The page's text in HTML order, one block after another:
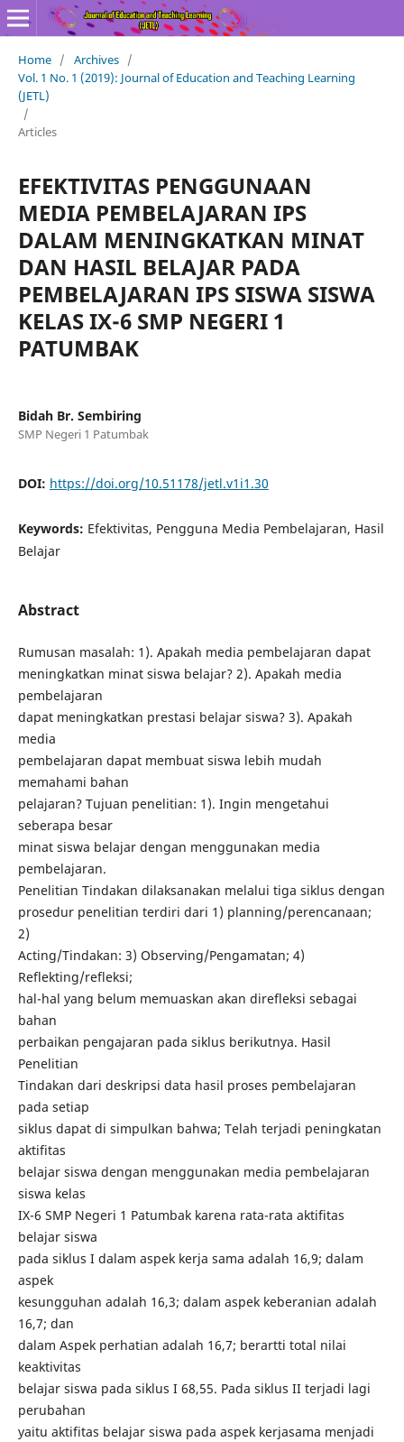
Home / Archives /
Vol. 1 No. 1 (2019): Journal of Education and Teaching Learning
(JETL)
/
Articles
EFEKTIVITAS PENGGUNAAN
MEDIA PEMBELAJARAN IPS
DALAM MENINGKATKAN MINAT
DAN HASIL BELAJAR PADA
PEMBELAJARAN IPS SISWA SISWA
KELAS IX-6 SMP NEGERI 1
PATUMBAK
Bidah Br. Sembiring
SMP Negeri 1 Patumbak
DOI: https://doi.org/10.51178/jetl.v1i1.30
Keywords: Efektivitas, Pengguna Media Pembelajaran, Hasil
Belajar
Abstract
Rumusan masalah: 1). Apakah media pembelajaran dapat
meningkatkan minat siswa belajar? 2). Apakah media
pembelajaran
dapat meningkatkan prestasi belajar siswa? 3). Apakah
media
pembelajaran dapat membuat siswa lebih mudah
memahami bahan
pelajaran? Tujuan penelitian: 1). Ingin mengetahui
seberapa besar
minat siswa belajar dengan menggunakan media
pembelajaran.
Penelitian Tindakan dilaksanakan melalui tiga siklus dengan
prosedur penelitian terdiri dari 1) planning/perencanaan;
2)
Acting/Tindakan: 3) Observing/Pengamatan; 4)
Reflekting/refleksi;
hal-hal yang belum memuaskan akan direfleksi sebagai
bahan
perbaikan pengajaran pada siklus berikutnya. Hasil
Penelitian
Tindakan dari deskripsi data hasil proses pembelajaran
pada setiap
siklus dapat di simpulkan bahwa; Telah terjadi peningkatan
aktifitas
belajar siswa dengan menggunakan media pembelajaran
siswa kelas
IX-6 SMP Negeri 1 Patumbak karena rata-rata aktifitas
belajar siswa
pada siklus I dalam aspek kerja sama adalah 16,9; dalam
aspek
kesungguhan adalah 16,3; dalam aspek keberanian adalah
16,7; dan
dalam Aspek perhatian adalah 16,7; berartti total nilai
keaktivitas
belajar siswa pada siklus I 68,55. Pada siklus II terjadi lagi
perubahan
yaitu aktifitas belajar siswa pada aspek kerjasama menjadi